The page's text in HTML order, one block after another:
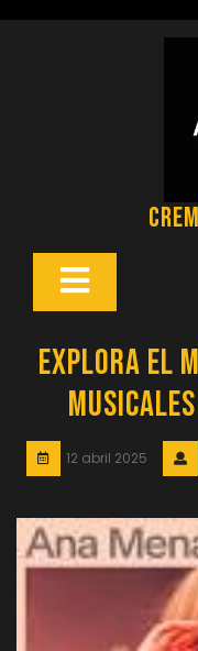
Botón
Explora el
12 abril 2025